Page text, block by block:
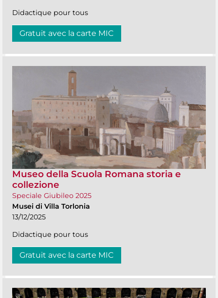
Didactique pour tous
Gratuit avec la carte MIC
Museo della Scuola Romana storia e
collezione
Speciale Giubileo 2025
Musei di Villa Torlonia
13/12/2025
Didactique pour tous
Gratuit avec la carte MIC